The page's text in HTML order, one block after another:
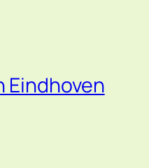
Eindhoven